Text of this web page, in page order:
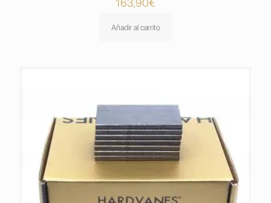
163,90€
Añadir al carrito